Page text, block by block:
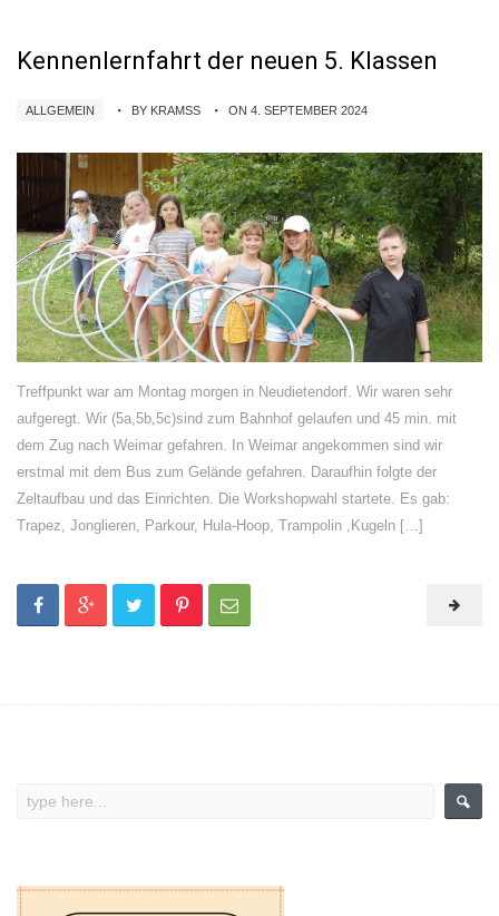
Kennenlernfahrt der neuen 5. Klassen
ALLGEMEIN BY KRAMSS ON 4. SEPTEMBER 2024
Treffpunkt war am Montag morgen in Neudietendorf. Wir waren sehr
aufgeregt. Wir (5a,5b,5c)sind zum Bahnhof gelaufen und 45 min. mit
dem Zug nach Weimar gefahren. In Weimar angekommen sind wir
erstmal mit dem Bus zum Gelände gefahren. Daraufhin folgte der
Zeltaufbau und das Einrichten. Die Workshopwahl startete. Es gab:
Trapez, Jonglieren, Parkour, Hula-Hoop, Trampolin ,Kugeln […]